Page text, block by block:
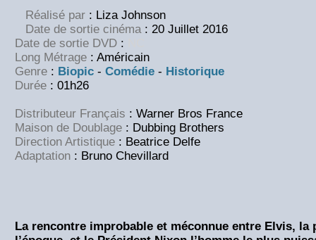
Réalisé par : Liza Johnson
Date de sortie cinéma : 20 Juillet 2016
Date de sortie DVD :
Long Métrage : Américain
Genre : Biopic - Comédie - Historique
Durée : 01h26
Distributeur Français : Warner Bros France
Maison de Doublage : Dubbing Brothers
Direction Artistique : Beatrice Delfe
Adaptation : Bruno Chevillard
La rencontre improbable et méconnue entre Elvis, la